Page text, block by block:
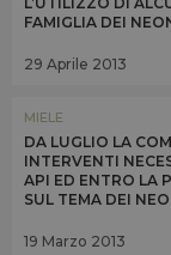
FAMIGLIA DEI
29 Aprile 2013
MIELE
DA LUGLIO LA
INTERVENTI
API ED ENTRO LA
SUL TEMA DEI
19 Marzo 2013